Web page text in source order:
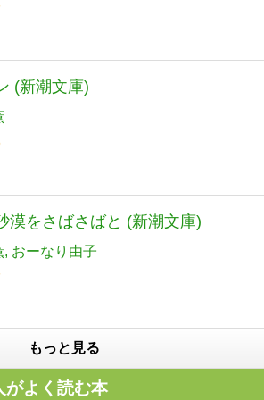
(新潮文庫)
漠をさばさばと (新潮文庫)
おーなり由子
もっと見る
がよく読む本